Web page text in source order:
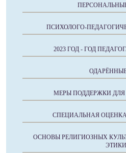
ПСИХОЛОГО-
2023 ГОД - ГОД
МЕРЫ ПОДДЕРЖКИ
СПЕЦИАЛЬНАЯ
ОСНОВЫ РЕЛИГИОЗНЫХ